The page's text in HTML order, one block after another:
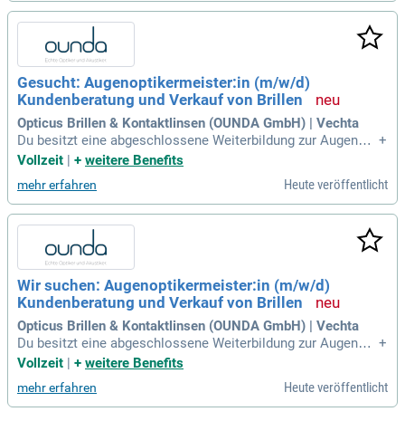
Gesucht: Augenoptikermeister:in (m/w/d)
Kundenberatung und Verkauf von Brillen
Opticus Brillen & Kontaktlinsen (OUNDA GmbH) | Vechta
Du besitzt eine abgeschlossene Weiterbildung zur Augenopt
ikermeisterin (m/w/d) Du bist leidenschaftliche Augenoptik
am Umgang mit Menschen und einen ausgeprägten Service
gedanken Du arbeitest lösungsorientiert
+
Vollzeit | + weitere Benefits
mehr erfahren Heute veröffentlicht
Wir suchen: Augenoptikermeister:in (m/w/d)
Kundenberatung und Verkauf von Brillen
Opticus Brillen & Kontaktlinsen (OUNDA GmbH) | Vechta
Du besitzt eine abgeschlossene Weiterbildung zur Augenopt
ikermeisterin (m/w/d) Du bist leidenschaftliche Augenoptik
am Umgang mit Menschen und einen ausgeprägten Service
gedanken Du arbeitest lösungsorientiert
+
Vollzeit
+ weitere Benefits
mehr erfahren Heute veröffentlicht